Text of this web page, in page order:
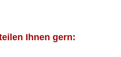
Ihnen gern: